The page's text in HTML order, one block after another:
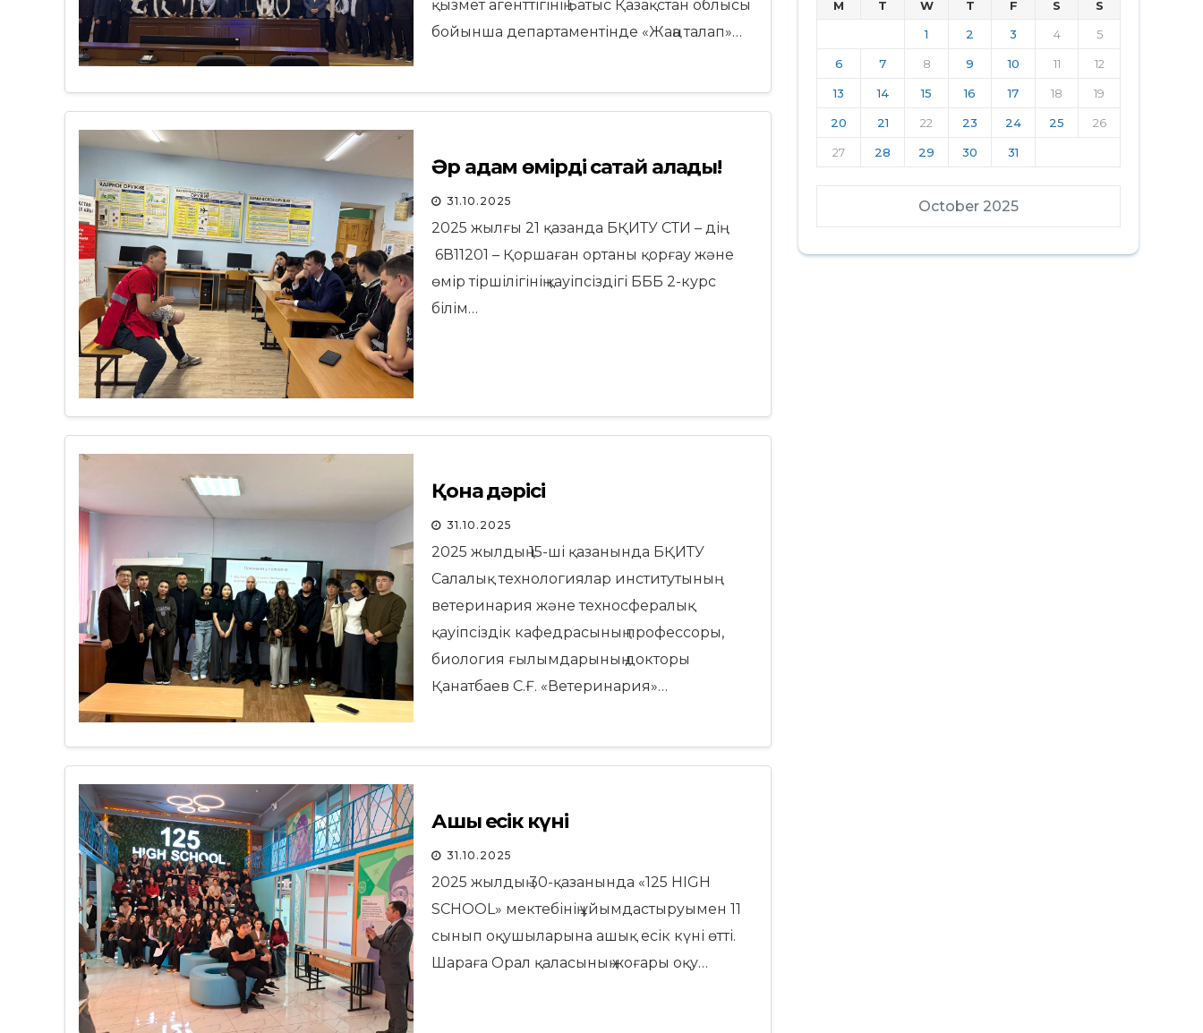
қызмет агенттігінің Батыс Қазақстан облысы
бойынша департаментінде «Жаңа талап»…
Әр адам өмірді сақтай алады!
31.10.2025
2025 жылғы 21 қазанда БҚИТУ СТИ – дің
6В11201 – Қоршаған ортаны қорғау және
өмір тіршілігінің қауіпсіздігі БББ 2-курс
білім…
Қонақ дәрісі
31.10.2025
2025 жылдың 15-ші қазанында БҚИТУ
Салалық технологиялар институтының
ветеринария және техносфералық
қауіпсіздік кафедрасының профессоры,
биология ғылымдарының докторы
Қанатбаев С.Ғ. «Ветеринария»…
Ашық есік күні
31.10.2025
2025 жылдың 30-қазанында «125 HIGH
SCHOOL» мектебінің ұйымдастыруымен 11
сынып оқушыларына ашық есік күні өтті.
Шараға Орал қаласының жоғары оқу…
October 2025
M T W T F S
S
1
2 3 4 5
6 7 8 9 10 11 12
13 14 15 16 17 18 19
20 21 22 23 24 25 26
27 28 29 30 31